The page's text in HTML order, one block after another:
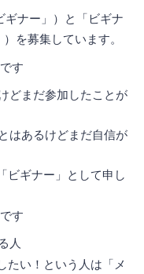
ナー」）と「ビギナ
を募集しています。
す
どまだ参加したことが
はあるけどまだ自信が
ビギナー」として申し
す
人
たい！という人は「メ